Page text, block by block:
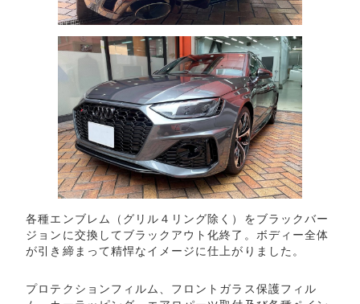
各種エンブレム（グリル４リング除く）をブラックバー
ジョンに交換してブラックアウト化終了。ボディー全体
が引き締まって精悍なイメージに仕上がりました。
プロテクションフィルム、フロントガラス保護フィル